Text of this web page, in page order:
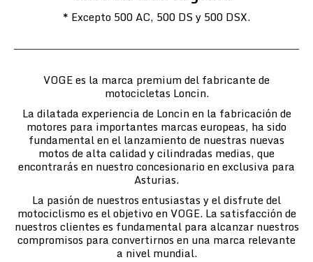
* Excepto 500 AC, 500 DS y 500 DSX.
VOGE es la marca premium del fabricante de
motocicletas Loncin.
La dilatada experiencia de Loncin en la fabricación de
motores para importantes marcas europeas, ha sido
fundamental en el lanzamiento de nuestras nuevas
motos de alta calidad y cilindradas medias, que
encontrarás en nuestro concesionario en exclusiva para
Asturias.
La pasión de nuestros entusiastas y el disfrute del
motociclismo es el objetivo en VOGE. La satisfacción de
nuestros clientes es fundamental para alcanzar nuestros
compromisos para convertirnos en una marca relevante
a nivel mundial.